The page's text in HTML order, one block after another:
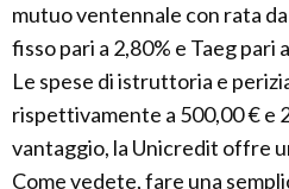
mutuo ventennale con rata
fisso pari a 2,80% e Taeg pari
Le spese di istruttoria e
rispettivamente a 500,00 € e
vantaggio, la Unicredit offre
Come vedete, fare una